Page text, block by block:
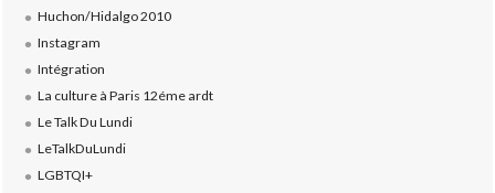
Huchon/Hidalgo 2010
Instagram
Intégration
La culture à Paris 12éme ardt
Le Talk Du Lundi
LeTalkDuLundi
LGBTQI+